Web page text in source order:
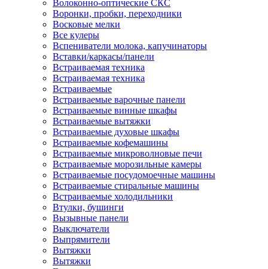
Волоконно-оптические СКС
Воронки, пробки, переходники
Восковые мелки
Все кулеры
Вспениватели молока, капучинаторы
Вставки/каркасы/панели
Встраиваемая техника
Встраиваемая техника
Встраиваемые
Встраиваемые варочные панели
Встраиваемые винные шкафы
Встраиваемые вытяжки
Встраиваемые духовые шкафы
Встраиваемые кофемашины
Встраиваемые микроволновые печи
Встраиваемые морозильные камеры
Встраиваемые посудомоечные машины
Встраиваемые стиральные машины
Встраиваемые холодильники
Втулки, бушинги
Вызывные панели
Выключатели
Выпрямители
Вытяжки
Вытяжки